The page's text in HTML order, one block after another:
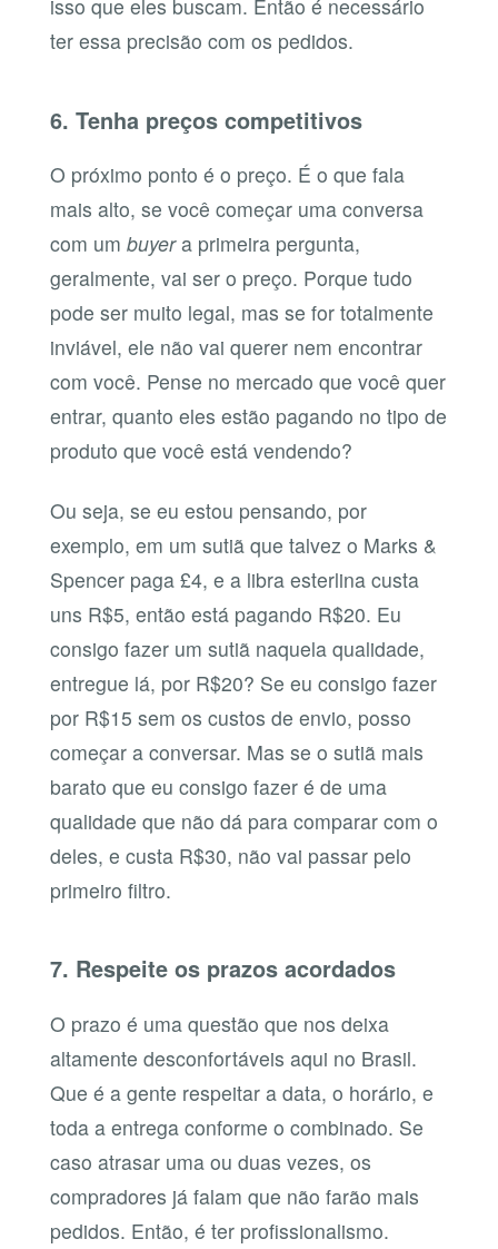
isso que eles buscam. Então é necessário
ter essa precisão com os pedidos.
6. Tenha preços competitivos
O próximo ponto é o preço. É o que fala
mais alto, se você começar uma conversa
com um buyera primeira pergunta,
geralmente, vai ser o preço. Porque tudo
pode ser muito legal, mas se for totalmente
inviável, ele não vai querer nem encontrar
com você. Pense no mercado que você quer
entrar, quanto eles estão pagando no tipo de
produto que você está vendendo?
Ou seja, se eu estou pensando, por
exemplo, em um sutiã que talvez o Marks &
Spencer paga £4, e a libra esterlina custa
uns R$5, então está pagando R$20. Eu
consigo fazer um sutiã naquela qualidade,
entregue lá, por R$20? Se eu consigo fazer
por R$15 sem os custos de envio, posso
começar a conversar. Mas se o sutiã mais
barato que eu consigo fazer é de uma
qualidade que não dá para comparar com o
deles, e custa R$30, não vai passar pelo
primeiro filtro.
7. Respeite os prazos acordados
O prazo é uma questão que nos deixa
altamente desconfortáveis aqui no Brasil.
Que é a gente respeitar a data, o horário, e
toda a entrega conforme o combinado. Se
caso atrasar uma ou duas vezes, os
compradores já falam que não farão mais
pedidos. Então, é ter profissionalismo.